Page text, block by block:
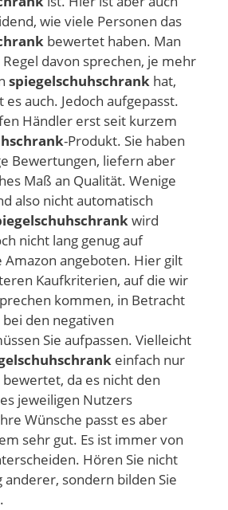
wie viele Personen das
bewertet haben. Man
davon sprechen, je mehr
spiegelschuhschrank hat,
es auch. Jedoch aufgepasst.
Händler erst seit kurzem
-Produkt. Sie haben
Bewertungen, liefern aber
Maß an Qualität. Wenige
also nicht automatisch
wird
nicht lang genug auf
angeboten. Hier gilt
Kaufkriterien, auf die wir
kommen, in Betracht
den negativen
Sie aufpassen. Vielleicht
einfach nur
da es nicht den
jeweiligen Nutzers
Wünsche passt es aber
sehr gut. Es ist immer von
Hören Sie nicht
anderer, sondern bilden Sie